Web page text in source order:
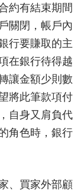
約有結束期間
關閉，帳戶內
行要賺取的主
在銀行待得越
讓金額少則數
將此筆款項付
自身又肩負代
角色時，銀行
、買家外部顧